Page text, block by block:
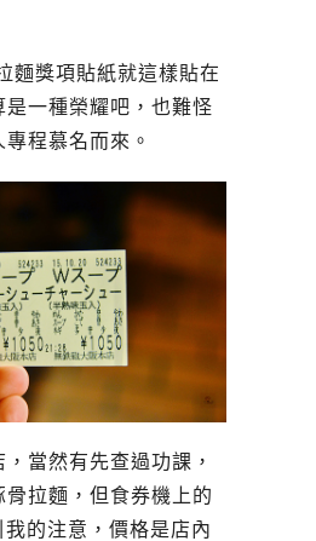
麵獎項貼紙就這樣貼在
是一種榮耀吧，也難怪
程慕名而來。
當然有先查過功課，
拉麵，但食券機上的
的注意，價格是店內